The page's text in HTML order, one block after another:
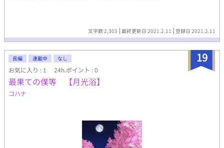
文字数 2,303 最終更新日 2021.2.11 登録日 2021.2.11
19
長編 連載中 なし
お気に入り : 1 24h.ポイント : 0
最果ての僕等 【月光浴】
コハナ